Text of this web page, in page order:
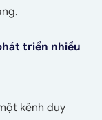
triển nhiều
kênh duy